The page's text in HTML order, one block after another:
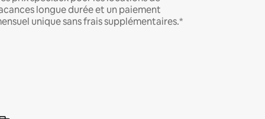
longue durée et un paiement
unique sans frais supplémentaires.*